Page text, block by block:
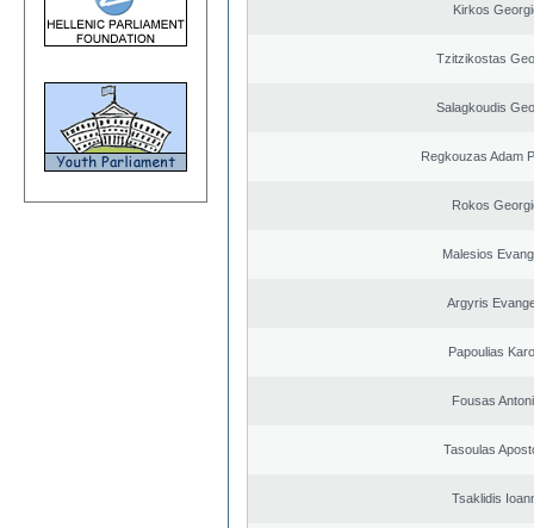
Kirkos
Tzitzikostas
Salagkoudis
Regkouzas Adam
Rokos
Malesios
Argyris
Papoulias
Fousas
Tasoulas
Tsaklidis